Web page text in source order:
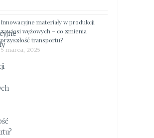
Innowacyjne materiały w produkcji
zawiesi wężowych – co zmienia
przyszłość transportu?
5 marca, 2025